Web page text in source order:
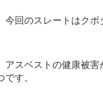
今回のスレートはクボ
アスベストの健康被害
です。